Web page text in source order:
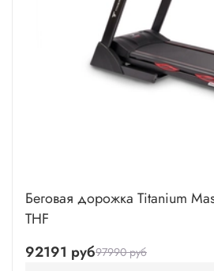
Беговая дорожка Titanium
THF
92191 руб97990 руб